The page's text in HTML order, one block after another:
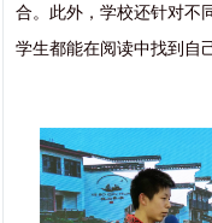
合。此外，学校还针对不
学生都能在阅读中找到自